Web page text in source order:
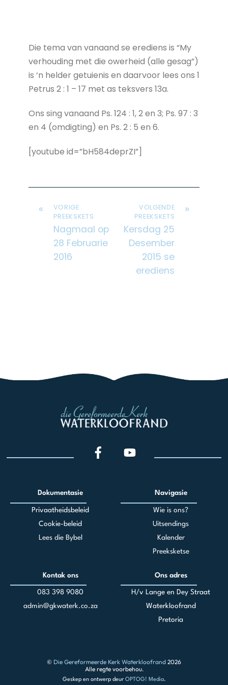
Die tema van vanaand se erediens is “My
verhouding met die owerheid (alle gesag”)
is ‘n helder getuienis en daarvoor lees ons 1
Petrus 2 : 1 – 17 met as teksvers 13a.
Ons sing vanaand Ps. 124 : 1, 2 en 3; Ps. 97 : 3
en 4 (omdigting) en Ps. 2 : 5 en 6.
[youtube id=”bH584deprZI”]
«
VORIGE
PREEKSKETS
Nagmaal op
28 Februarie
2016
»
VOLGENDE
PREEKSKETS
Kersdag 25
Desember
2015 se
erediens
Dokumentasie
Privaatheidsbeleid
Cookie-beleid
Lees die Bybel
Navigasie
Wie is ons?
Uitsendings
Kalender
Preeksketse
Kontak ons
083 398 9080
admin@gkwaterk.co.za
Ons adres
H/v Lange en Dey Straat
Waterkloofrand
Pretoria
© Die Gereformeerde Kerk Waterkloofrand 2026
Alle regte voorbehou.
Geskep en ontwerp deur OPTOG! Media.